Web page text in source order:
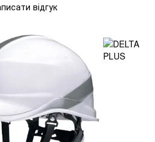
відгук